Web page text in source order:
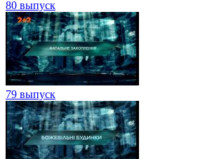
80 выпуск
79 выпуск